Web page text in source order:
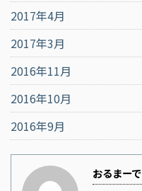
2017年4月
2017年3月
2016年11月
2016年10月
2016年9月
おるまーで